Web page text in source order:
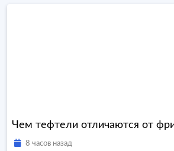
Чем тефтели отличаются от
8 часов назад